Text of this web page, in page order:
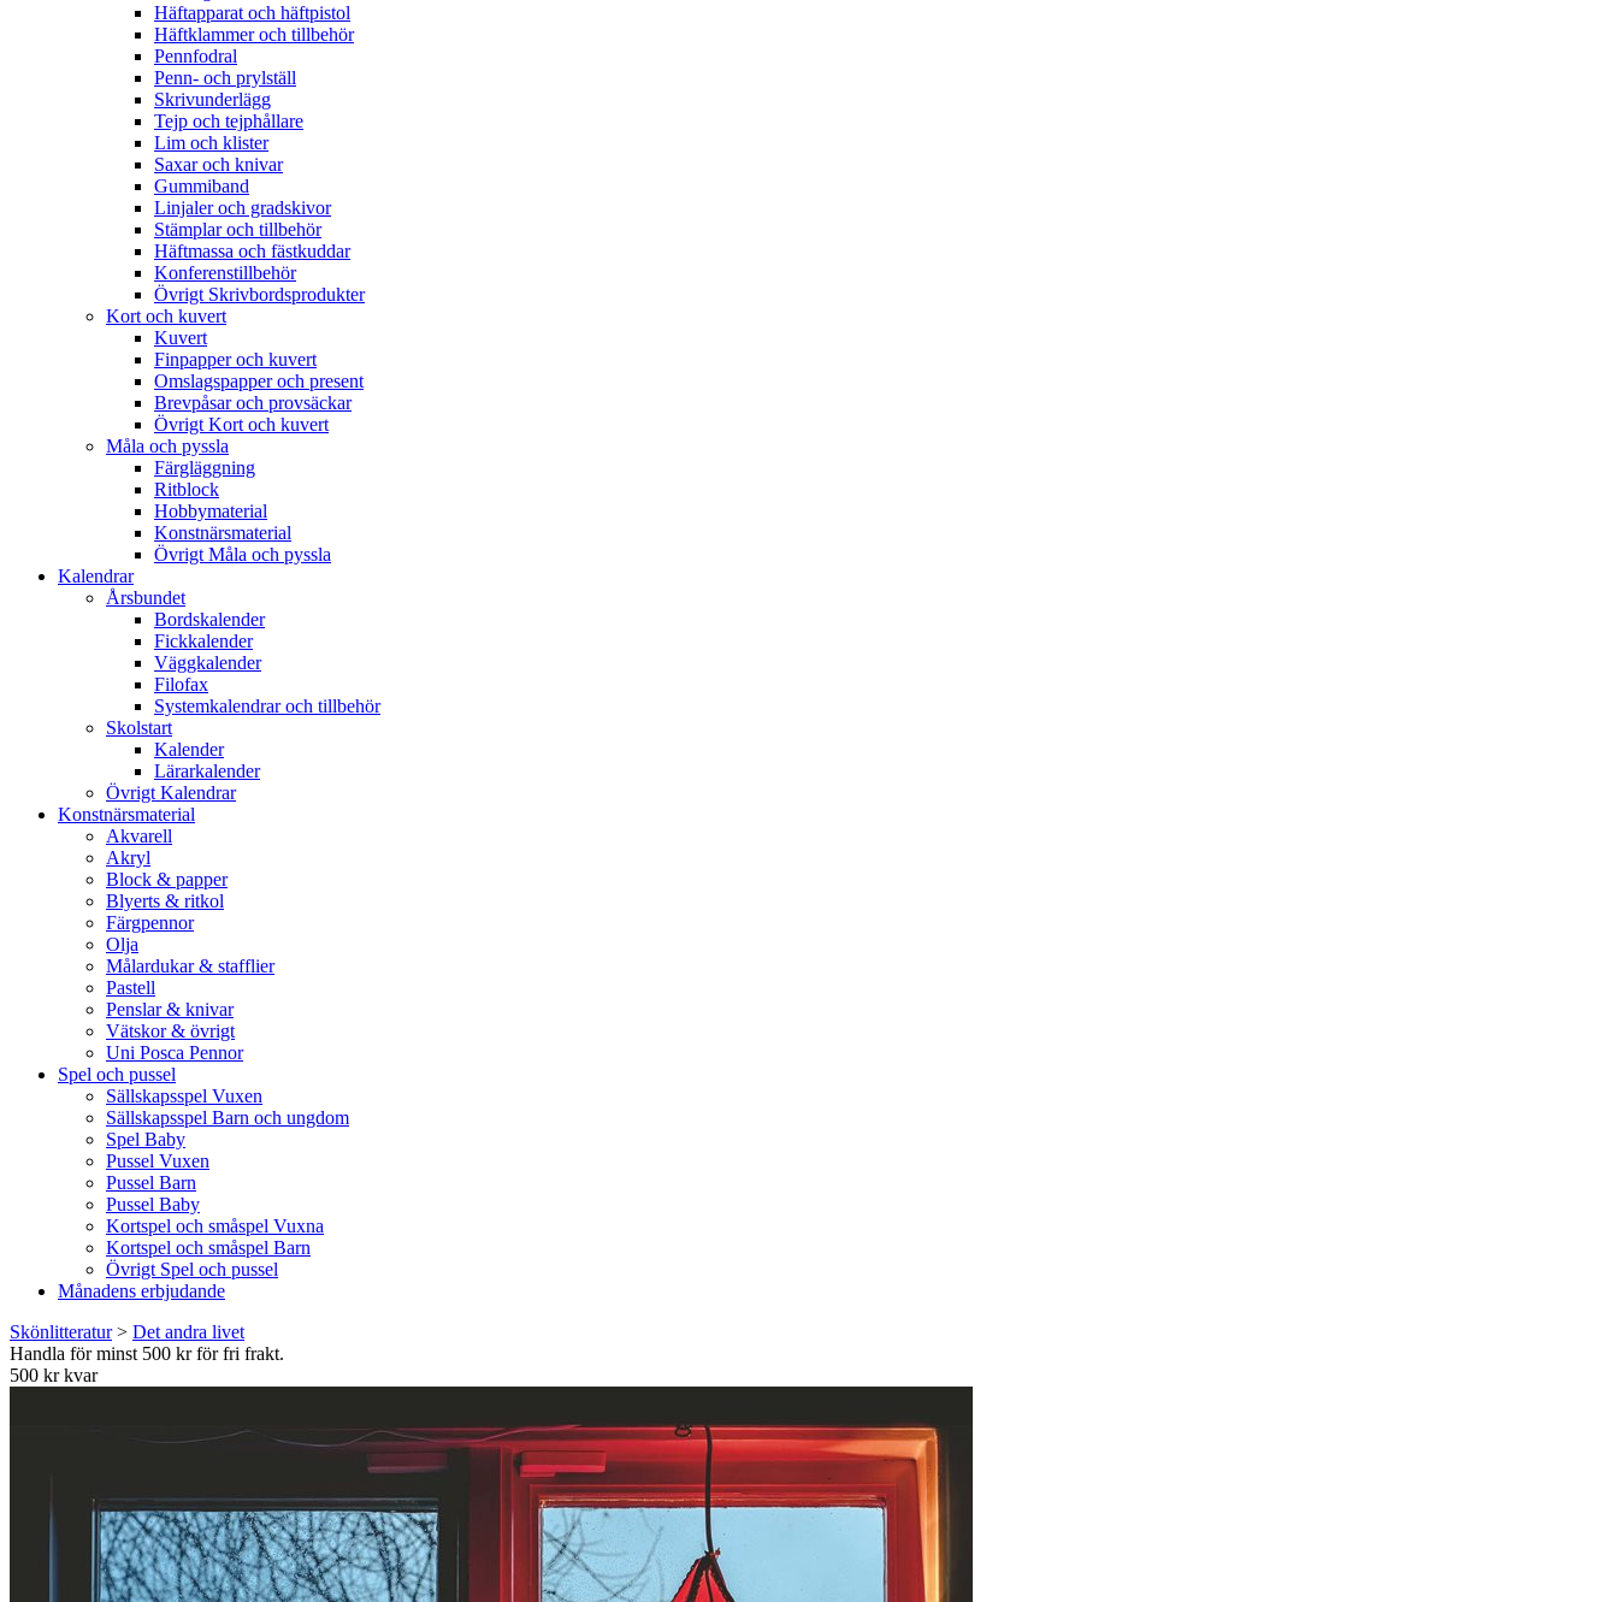
Häftapparat och häftpistol
Häftklammer och tillbehör
Pennfodral
Penn- och prylställ
Skrivunderlägg
Tejp och tejphållare
Lim och klister
Saxar och knivar
Gummiband
Linjaler och gradskivor
Stämplar och tillbehör
Häftmassa och fästkuddar
Konferenstillbehör
Övrigt Skrivbordsprodukter
Kort och kuvert
Kuvert
Finpapper och kuvert
Omslagspapper och present
Brevpåsar och provsäckar
Övrigt Kort och kuvert
Måla och pyssla
Färgläggning
Ritblock
Hobbymaterial
Konstnärsmaterial
Övrigt Måla och pyssla
Kalendrar
Årsbundet
Bordskalender
Fickkalender
Väggkalender
Filofax
Systemkalendrar och tillbehör
Skolstart
Kalender
Lärarkalender
Övrigt Kalendrar
Konstnärsmaterial
Akvarell
Akryl
Block & papper
Blyerts & ritkol
Färgpennor
Olja
Målardukar & stafflier
Pastell
Penslar & knivar
Vätskor & övrigt
Uni Posca Pennor
Spel och pussel
Sällskapsspel Vuxen
Sällskapsspel Barn och ungdom
Spel Baby
Pussel Vuxen
Pussel Barn
Pussel Baby
Kortspel och småspel Vuxna
Kortspel och småspel Barn
Övrigt Spel och pussel
Månadens erbjudande
Skönlitteratur> Det andra livet
Handla för minst 500 kr för fri frakt.
500 kr kvar